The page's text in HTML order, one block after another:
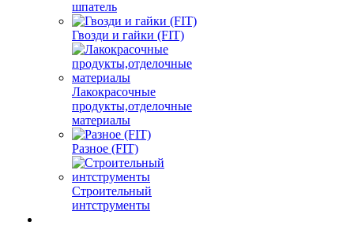
шпатель
Гвозди и гайки (FIT)
Лакокрасочные
продукты,отделочные
материалы
Разное (FIT)
Строительный
интструменты